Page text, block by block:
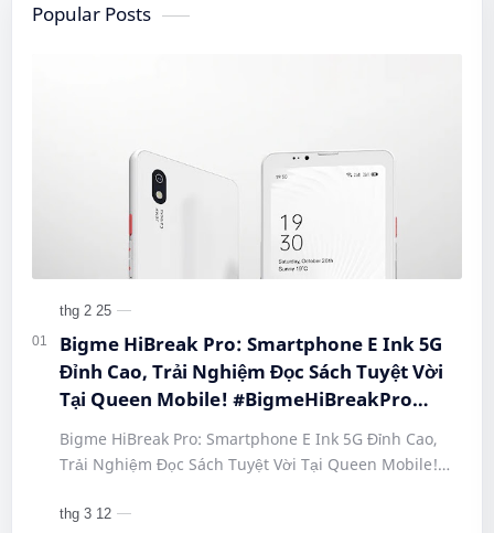
Popular Posts
Bigme HiBreak Pro: Smartphone E Ink 5G
Đỉnh Cao, Trải Nghiệm Đọc Sách Tuyệt Vời
Tại Queen Mobile! #BigmeHiBreakPro
#SmartphoneEInk #QueenMobile
#HiBreakPro5G #DienThoaiDocSach
#CongNgheMoi #MuaSamThongMinh
#EInkPhone #5GSmartphone
Bigme HiBreak Pro: Smartphone E Ink 5G Đỉnh Cao,
Trải Nghiệm Đọc Sách Tuyệt Vời Tại Queen Mobile!
#Hi…